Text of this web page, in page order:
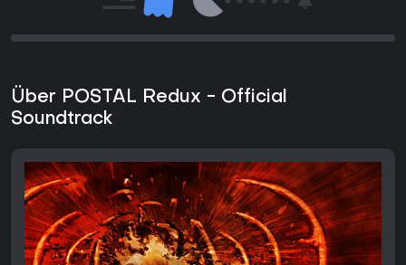
Über POSTAL Redux - Official
Soundtrack